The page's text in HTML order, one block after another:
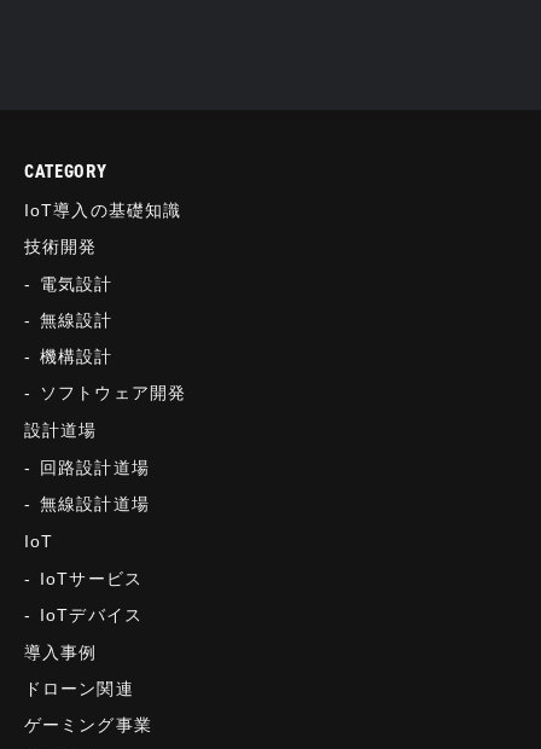
CATEGORY
IoT導入の基礎知識
技術開発
電気設計
無線設計
機構設計
ソフトウェア開発
設計道場
回路設計道場
無線設計道場
IoT
IoTサービス
IoTデバイス
導入事例
ドローン関連
ゲーミング事業